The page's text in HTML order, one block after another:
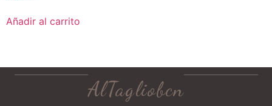
Añadir al carrito
AlTagliobcn